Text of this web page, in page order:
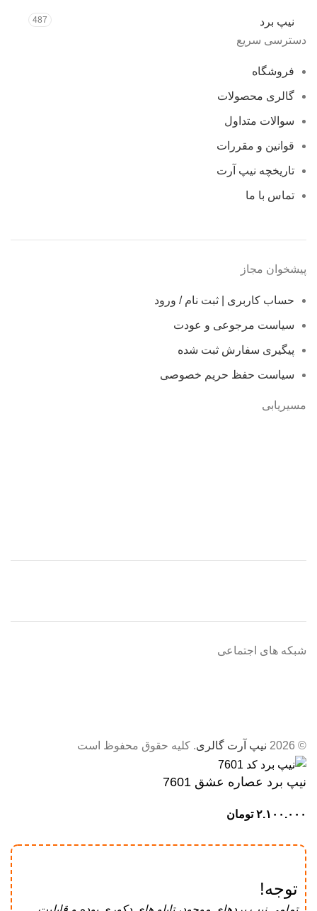
نیپ برد 487
دسترسی سریع
فروشگاه
گالری محصولات
سوالات متداول
قوانین و مقررات
تاریخچه نیپ آرت
تماس با ما
پیشخوان مجاز
حساب کاربری | ثبت نام / ورود
سیاست مرجوعی و عودت
پیگیری سفارش ثبت شده
سیاست حفظ حریم خصوصی
مسیریابی
شبکه های اجتماعی
© 2026 نیپ آرت گالری. کلیه حقوق محفوظ است
نیپ برد عصاره عشق 7601
توجه!